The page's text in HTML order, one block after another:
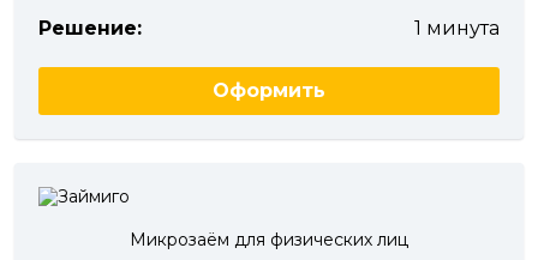
Решение:
1 минута
Оформить
Микрозаём для физических лиц